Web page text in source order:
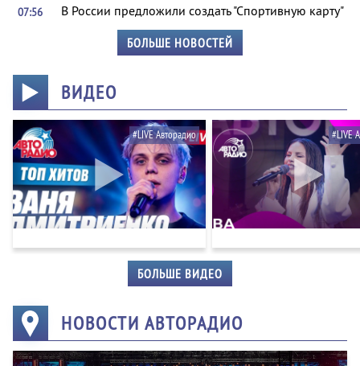
07:56
В России предложили создать "Спортивную карту"
БОЛЬШЕ НОВОСТЕЙ
ВИДЕО
#LIVE Авторадио #LIVE
БОЛЬШЕ ВИДЕО
НОВОСТИ АВТОРАДИО